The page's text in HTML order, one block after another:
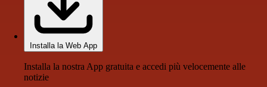
Installa la Web App
Installa la nostra App gratuita e accedi più velocemente alle
notizie